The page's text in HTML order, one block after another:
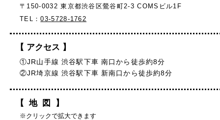
〒150-0032 東京都渋谷区鶯谷町2-3 COMSビル1F
TEL：03-5728-1762
【 アクセス 】
①JR山手線 渋谷駅下車 南口から徒歩約8分
②JR埼京線 渋谷駅下車 新南口から徒歩約8分
【地図】
※クリックで拡大できます